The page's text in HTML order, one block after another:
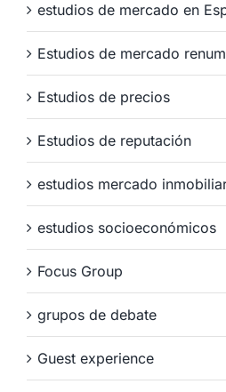
estudios de mercado en
Estudios de mercado
Estudios de precios
Estudios de reputación
estudios mercado
estudios socioeconómicos
Focus Group
grupos de debate
Guest experience